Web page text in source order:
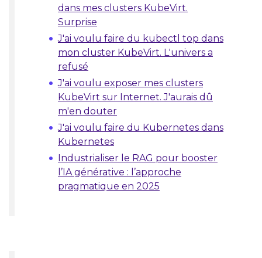
dans mes clusters KubeVirt.
Surprise
J'ai voulu faire du kubectl top dans
mon cluster KubeVirt. L'univers a
refusé
J'ai voulu exposer mes clusters
KubeVirt sur Internet. J'aurais dû
m'en douter
J'ai voulu faire du Kubernetes dans
Kubernetes
Industrialiser le RAG pour booster
l’IA générative : l’approche
pragmatique en 2025